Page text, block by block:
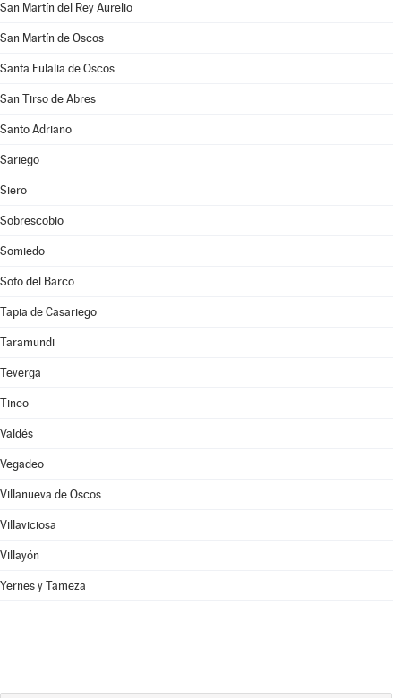
San Martín del Rey Aurelio
San Martín de Oscos
Santa Eulalia de Oscos
San Tirso de Abres
Santo Adriano
Sariego
Siero
Sobrescobio
Somiedo
Soto del Barco
Tapia de Casariego
Taramundi
Teverga
Tineo
Valdés
Vegadeo
Villanueva de Oscos
Villaviciosa
Villayón
Yernes y Tameza